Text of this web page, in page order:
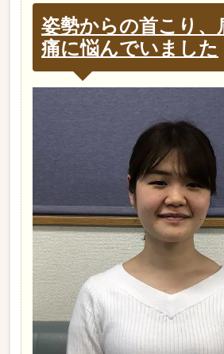
姿勢からの首こり、
痛に悩んでいました